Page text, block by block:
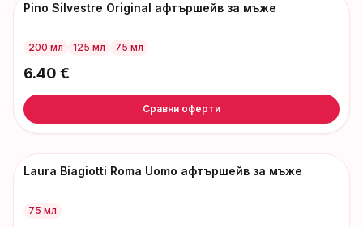
Pino Silvestre Original афтършейв за мъже
200 мл 125 мл 75 мл
6.40 €
Сравни оферти
Laura Biagiotti Roma Uomo афтършейв за мъже
75 мл